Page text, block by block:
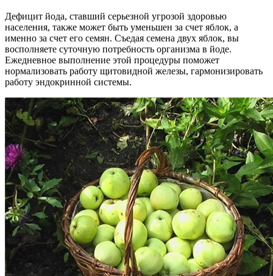
Дефицит йода, ставший серьезной угрозой здоровью
населения, также может быть уменьшен за счет яблок, а
именно за счет его семян. Съедая семена двух яблок, вы
восполняете суточную потребность организма в йоде.
Ежедневное выполнение этой процедуры поможет
нормализовать работу щитовидной железы, гармонизировать
работу эндокринной системы.